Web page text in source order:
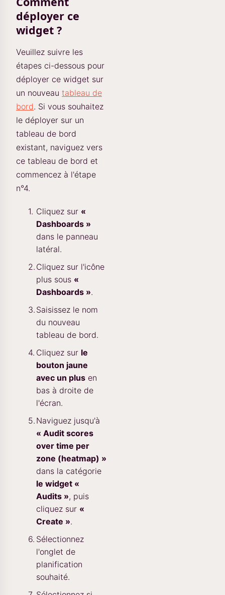
déployer ce
widget ?
Veuillez suivre les
étapes ci-dessous pour
déployer ce widget sur
un nouveau tableau de
bord. Si vous souhaitez
le déployer sur un
tableau de bord
existant, naviguez vers
ce tableau de bord et
commencez à l'étape
n°4.
Cliquez sur «
Dashboards »
dans le panneau
latéral.
Cliquez sur l'icône
plus sous «
Dashboards ».
Saisissez le nom
du nouveau
tableau de bord.
Cliquez sur le
bouton jaune
avec un plus en
bas à droite de
l'écran.
Naviguez jusqu'à
« Audit scores
over time per
zone (heatmap) »
dans la catégorie
le widget «
Audits », puis
cliquez sur «
Create ».
Sélectionnez
l'onglet de
planification
souhaité.